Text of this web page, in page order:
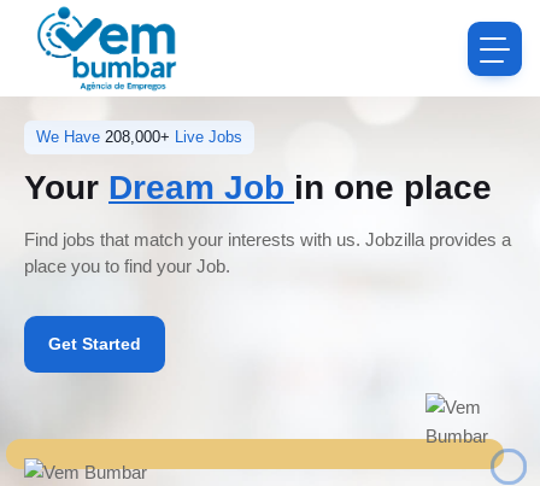
We Have 208,000+ Live Jobs
Your Dream Job in one place
Find jobs that match your interests with us. Jobzilla provides a
place you to find your Job.
Get Started